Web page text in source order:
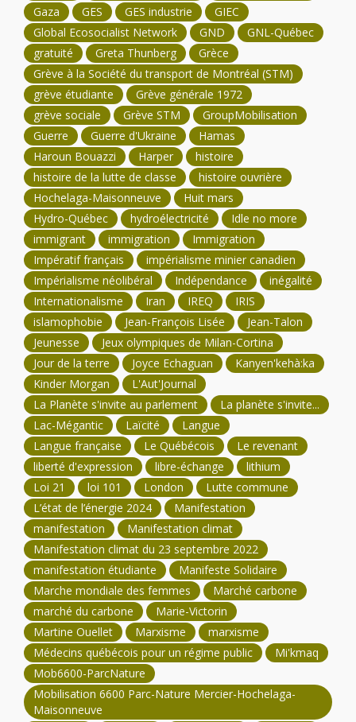
Gaza
GES GES industrie
GIEC
Global Ecosocialist Network
GND
GNL-Québec
gratuité
Greta Thunberg
Grèce
Grève à la Société du transport de Montréal (STM)
grève étudiante
Grève générale 1972
grève sociale
Grève STM
GroupMobilisation
Guerre
Guerre d'Ukraine
Hamas
Haroun Bouazzi
Harper
histoire
histoire de la lutte de classe
histoire ouvrière
Hochelaga-Maisonneuve
Huit mars
Hydro-Québec
hydroélectricité
Idle no more
immigrant
immigration
Immigration
Impératif français
impérialisme minier canadien
Impérialisme néolibéral
Indépendance
inégalité
Internationalisme
Iran IREQ
IRIS
islamophobie
Jean-François Lisée
Jean-Talon
Jeunesse
Jeux olympiques de Milan-Cortina
Jour de la terre
Joyce Echaguan
Kanyen'kehà:ka
Kinder Morgan
L'Aut'Journal
La Planète s'invite au parlement
La planète s'invite...
Lac-Mégantic
Laïcité
Langue
Langue française
Le Québécois
Le revenant
liberté d'expression
libre-échange
lithium
Loi 21
loi 101 London
Lutte commune
L’état de l’énergie 2024
Manifestation
manifestation
Manifestation climat
Manifestation climat du 23 septembre 2022
manifestation étudiante
Manifeste Solidaire
Marche mondiale des femmes
Marché carbone
marché du carbone
Marie-Victorin
Martine Ouellet
Marxisme
marxisme
Médecins québécois pour un régime public
Mi'kmaq
Mob6600-ParcNature
Mobilisation 6600 Parc-Nature Mercier-Hochelaga-
Maisonneuve